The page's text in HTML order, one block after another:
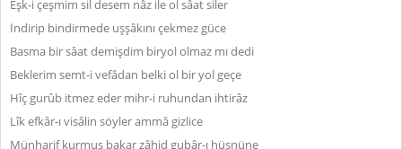
Eşk-i çeşmim sil desem nâz ile ol sâat siler
İndirip bindirmede uşşâkını çekmez güce
Basma bir sâat demişdim biryol olmaz mı dedi
Beklerim semt-i vefâdan belki ol bir yol geçe
Hîç gurûb itmez eder mihr-i ruhundan ihtirâz
Lîk efkâr-ı visâlin söyler ammâ gizlice
Münharif kurmuş bakar zâhid gubâr-ı hüsnüne